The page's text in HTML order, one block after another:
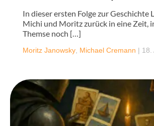
In dieser ersten Folge zur Geschichte
Michi und Moritz zurück in eine Zeit,
Themse noch […]
Moritz Janowsky Michael Cremann | 18.